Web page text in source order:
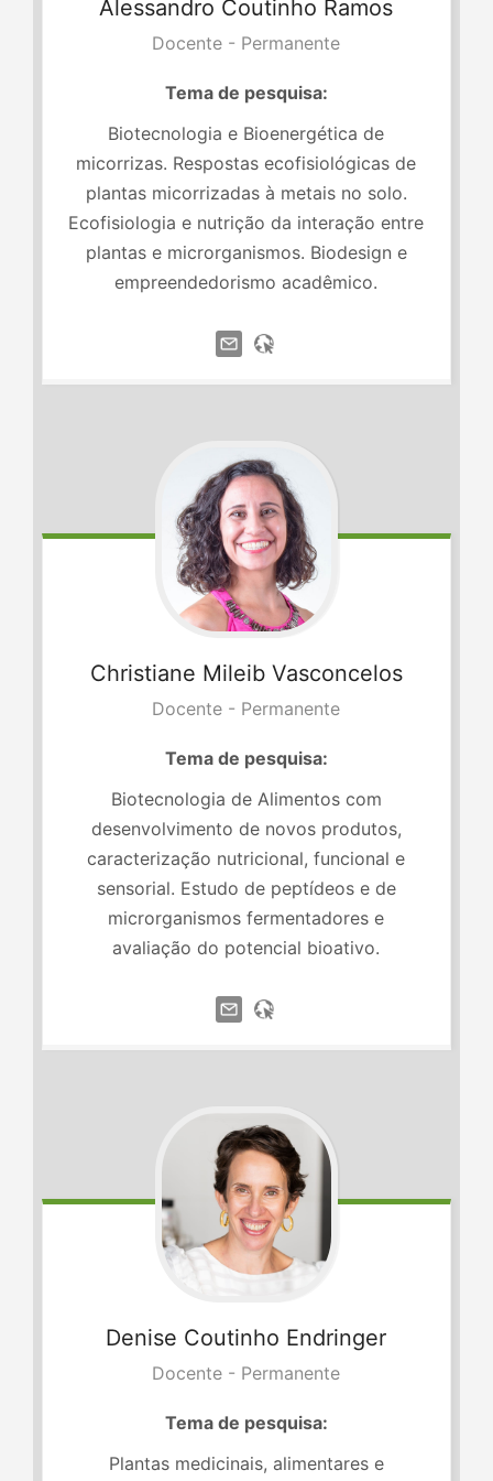
Alessandro Coutinho Ramos
Docente - Permanente
Tema de pesquisa:
Biotecnologia e Bioenergética de
micorrizas. Respostas ecofisiológicas de
plantas micorrizadas à metais no solo.
Ecofisiologia e nutrição da interação entre
plantas e microrganismos. Biodesign e
empreendedorismo acadêmico.
Christiane Mileib Vasconcelos
Docente - Permanente
Tema de pesquisa:
Biotecnologia de Alimentos com
desenvolvimento de novos produtos,
caracterização nutricional, funcional e
sensorial. Estudo de peptídeos e de
microrganismos fermentadores e
avaliação do potencial bioativo.
Denise Coutinho Endringer
Docente - Permanente
Tema de pesquisa:
Plantas medicinais, alimentares e